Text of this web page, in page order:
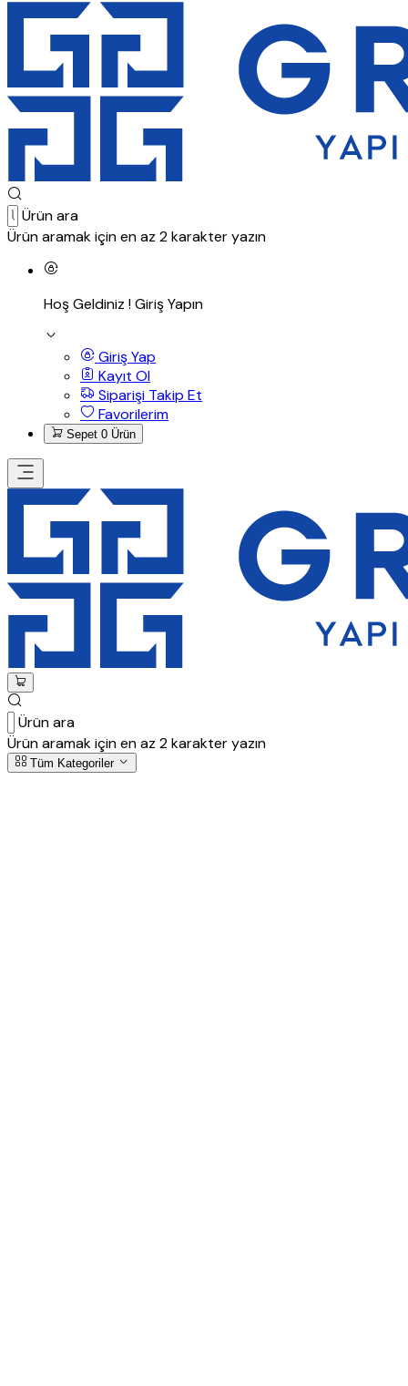
Ürün ara
Ürün aramak için en az 2 karakter yazın
Hoş Geldiniz !Giriş Yapın
Giriş Yap
Kayıt Ol
Siparişi Takip Et
Favorilerim
Sepet 0 Ürün
Ürün ara
Ürün aramak için en az 2 karakter yazın
Tüm Kategoriler